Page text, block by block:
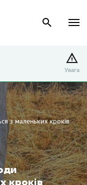
Увага
кроків
з маленьких кроків